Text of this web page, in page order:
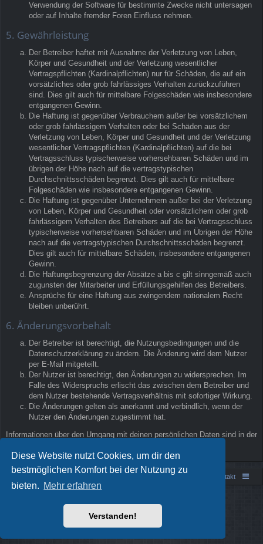
Diese Website nutzt Cookies, um dir den
bestmöglichen Komfort bei der Nutzung zu
bieten. Mehr erfahren
Verstanden!
Verwendung der Software für bestimmte Zwecke nicht untersagen
oder auf Inhalte fremder Foren Einfluss nehmen.
5. Gewährleistung
Der Betreiber haftet mit Ausnahme der Verletzung von Leben,
Körper und Gesundheit und der Verletzung wesentlicher
Vertragspflichten (Kardinalpflichten) nur für Schäden, die auf ein
vorsätzliches oder grob fahrlässiges Verhalten zurückzuführen
sind. Dies gilt auch für mittelbare Folgeschäden wie insbesondere
entgangenen Gewinn.
Die Haftung ist gegenüber Verbrauchern außer bei vorsätzlichem
oder grob fahrlässigem Verhalten oder bei Schäden aus der
Verletzung von Leben, Körper und Gesundheit und der Verletzung
wesentlicher Vertragspflichten (Kardinalpflichten) auf die bei
Vertragsschluss typischerweise vorhersehbaren Schäden und im
übrigen der Höhe nach auf die vertragstypischen
Durchschnittsschäden begrenzt. Dies gilt auch für mittelbare
Folgeschäden wie insbesondere entgangenen Gewinn.
Die Haftung ist gegenüber Unternehmern außer bei der Verletzung
von Leben, Körper und Gesundheit oder vorsätzlichem oder grob
fahrlässigem Verhalten des Betreibers auf die bei Vertragsschluss
typischerweise vorhersehbaren Schäden und im Übrigen der Höhe
nach auf die vertragstypischen Durchschnittsschäden begrenzt.
Dies gilt auch für mittelbare Schäden, insbesondere entgangenen
Gewinn.
Die Haftungsbegrenzung der Absätze a bis c gilt sinngemäß auch
zugunsten der Mitarbeiter und Erfüllungsgehilfen des Betreibers.
Ansprüche für eine Haftung aus zwingendem nationalem Recht
bleiben unberührt.
6. Änderungsvorbehalt
Der Betreiber ist berechtigt, die Nutzungsbedingungen und die
Datenschutzerklärung zu ändern. Die Änderung wird dem Nutzer
per E-Mail mitgeteilt.
Der Nutzer ist berechtigt, den Änderungen zu widersprechen. Im
Falle des Widerspruchs erlischt das zwischen dem Betreiber und
dem Nutzer bestehende Vertragsverhältnis mit sofortiger Wirkung.
Die Änderungen gelten als anerkannt und verbindlich, wenn der
Nutzer den Änderungen zugestimmt hat.
Informationen über den Umgang mit deinen persönlichen Daten sind in der
Kontakt
- phpBB 3.3 von MrGaby
Deutsche Übersetzung durch
Datenschutz|Nutzungsbedingungen